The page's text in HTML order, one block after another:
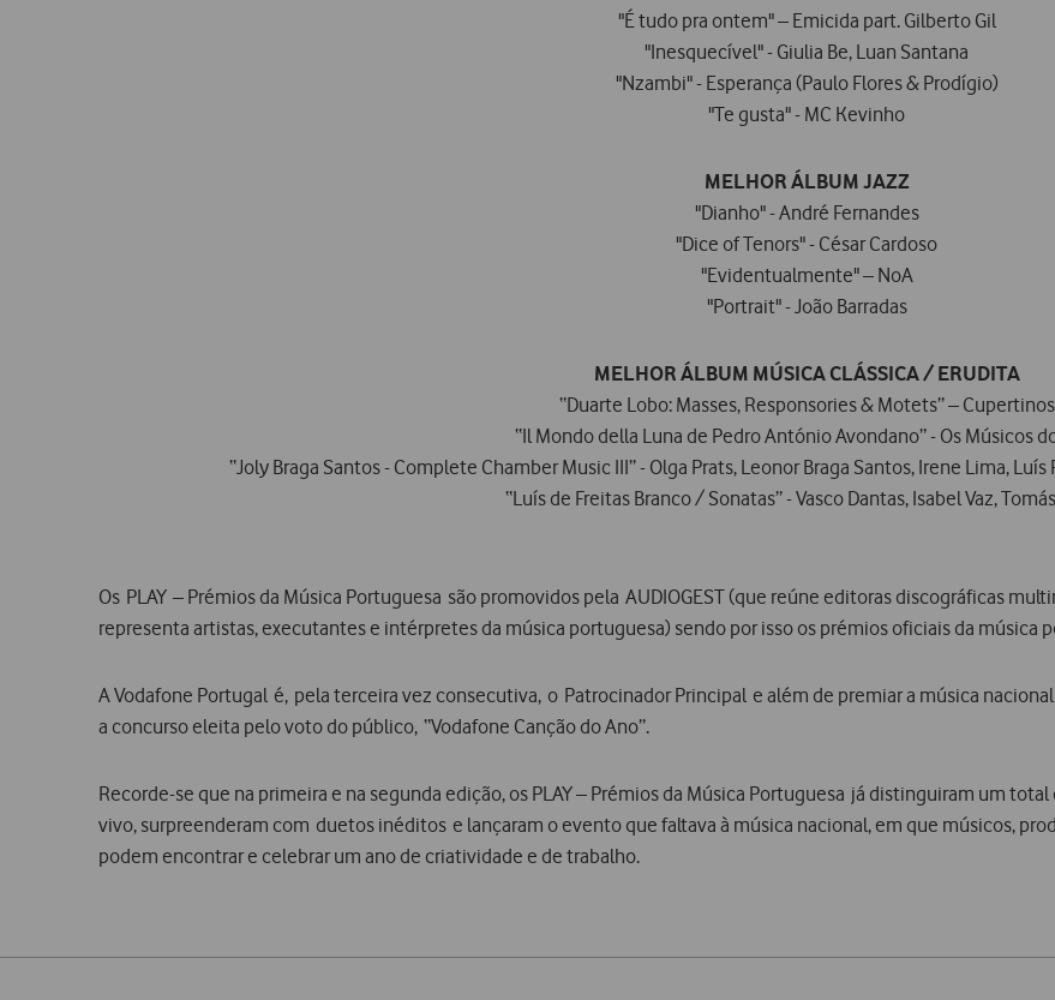
"É tudo pra ontem" – Emicida part. Gilberto Gil
"Inesquecível" - Giulia Be, Luan Santana
"Nzambi" - Esperança (Paulo Flores & Prodígio)
"Te gusta" - MC Kevinho
MELHOR ÁLBUM JAZZ
"Dianho" - André Fernandes
"Dice of Tenors" - César Cardoso
"Evidentualmente" – NoA
"Portrait" - João Barradas
MELHOR ÁLBUM MÚSICA CLÁSSICA / ERUDITA
“Duarte Lobo: Masses, Responsories & Motets” – Cupertinos
“Il Mondo della Luna de Pedro António Avondano” - Os Músicos
“Joly Braga Santos - Complete Chamber Music III” - Olga Prats, Leonor Braga Santos, Irene Lima,
“Luís de Freitas Branco / Sonatas” - Vasco Dantas, Isabel Vaz,
Os PLAY – Prémios da Música Portuguesa são promovidos pela AUDIOGEST (que reúne editoras discográficas
representa artistas, executantes e intérpretes da música portuguesa) sendo por isso os prémios oficiais da música
A Vodafone Portugal é, pela terceira vez consecutiva, o Patrocinador Principal e além de premiar a música
a concurso eleita pelo voto do público, “Vodafone Canção do Ano”.
Recorde-se que na primeira e na segunda edição, os PLAY – Prémios da Música Portuguesa já distinguiram um
vivo, surpreenderam com duetos inéditos e lançaram o evento que faltava à música nacional, em que músicos,
podem encontrar e celebrar um ano de criatividade e de trabalho.